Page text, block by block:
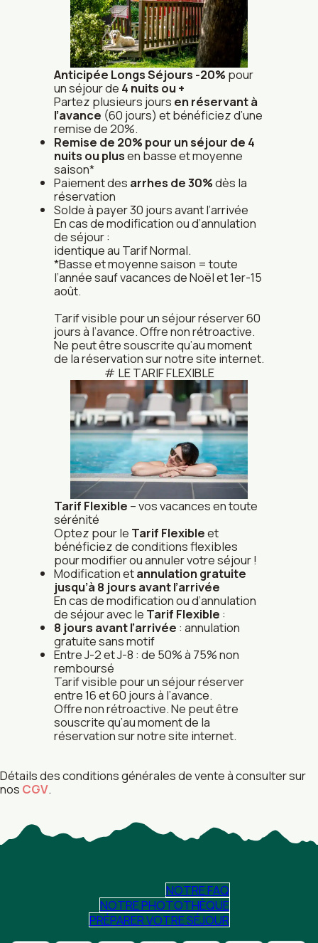
Anticipée Longs Séjours -20% pour
un séjour de 4 nuits ou +
Partez plusieurs jours en réservant à
l’avance (60 jours) et bénéficiez d’une
remise de 20%.
Remise de 20% pour un séjour de 4
nuits ou plusen basse et moyenne
saison*
Paiement des arrhes de 30%dès la
réservation
Solde à payer 30 jours avant l’arrivée
En cas de modification ou d’annulation
de séjour :
identique au Tarif Normal.
*Basse et moyenne saison = toute
l’année sauf vacances de Noël et 1er-15
août.
Tarif visible pour un séjour réserver 60
jours à l’avance. Offre non rétroactive.
Ne peut être souscrite qu’au moment
de la réservation sur notre site internet.
LE TARIF FLEXIBLE
Tarif Flexible – vos vacances en toute
sérénité
Optez pour le Tarif Flexibleet
bénéficiez de conditions flexibles
pour modifier ou annuler votre séjour !
Modification etannulation gratuite
jusqu’à 8 jours avant l’arrivée
En cas de modification ou d’annulation
de séjour avec le Tarif Flexible :
8 jours avant l’arrivée : annulation
gratuite sans motif
Entre J-2 et J-8 : de 50% à 75% non
remboursé
Tarif visible pour un séjour réserver
entre 16 et 60 jours à l’avance.
Offre non rétroactive. Ne peut être
souscrite qu’au moment de la
réservation sur notre site internet.
Détails des conditions générales de vente à consulter sur
nos CGV.
NOTRE FAQ
NOTRE PHOTOTHÈQUE
PRÉPARER VOTRE SÉJOUR